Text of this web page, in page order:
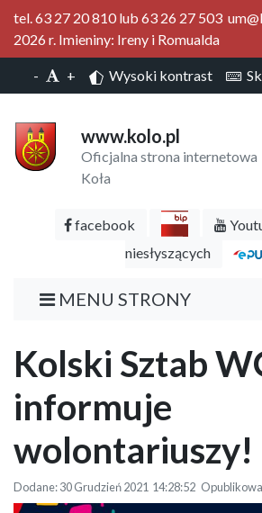
tel. 63 27 20 810 lub 63 26 27 503
2026 r. Imieniny: Ireny i Romualda
- + Wysoki kontrast
www.kolo.pl
Oficjalna strona internetowa
Koła
facebook
niesłyszących
MENU STRONY
Kolski Sztab
informuje
wolontariuszy!
Dodane: 30 Grudzień 2021 14:28:52